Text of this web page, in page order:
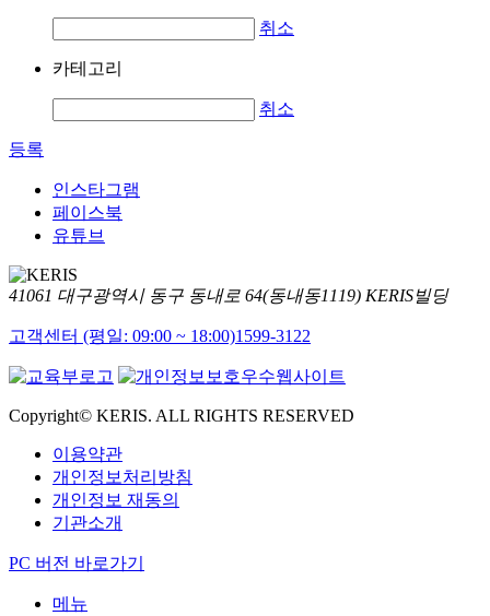
취소
카테고리
취소
등록
인스타그램
페이스북
유튜브
41061 대구광역시 동구 동내로 64(동내동1119) KERIS빌딩
고객센터 (평일: 09:00 ~ 18:00)1599-3122
Copyright© KERIS. ALL RIGHTS RESERVED
이용약관
개인정보처리방침
개인정보 재동의
기관소개
PC 버전 바로가기
메뉴